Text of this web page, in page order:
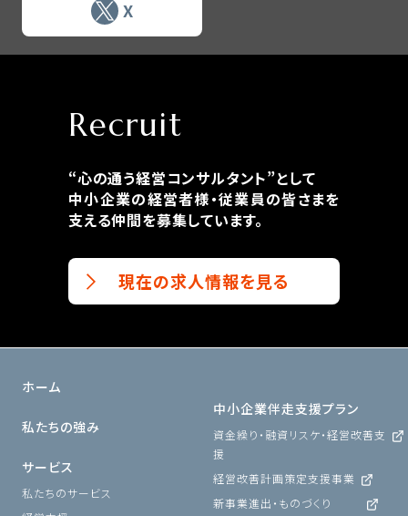
X
Recruit
“心の通う経営コンサルタント”として
中小企業の経営者様・従業員の皆さまを
支える仲間を募集しています。
現在の求人情報を見る
ホーム
私たちの強み
サービス
私たちのサービス
中小企業伴走支援プラン
資金繰り・融資リスケ・経営改善支
援
経営改善計画策定支援事業
新事業進出・ものづくり